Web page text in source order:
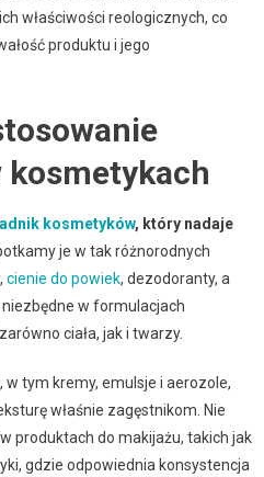
właściwości reologicznych, co
produktu i jego
kosmetykach
kosmetyków, który nadaje
je w tak różnorodnych
cienie do powiek, dezodoranty, a
w formulacjach
ciała, jak i twarzy.
tym kremy, emulsje i aerozole,
właśnie zagęstnikom. Nie
produktach do makijażu, takich jak
gdzie odpowiednia konsystencja